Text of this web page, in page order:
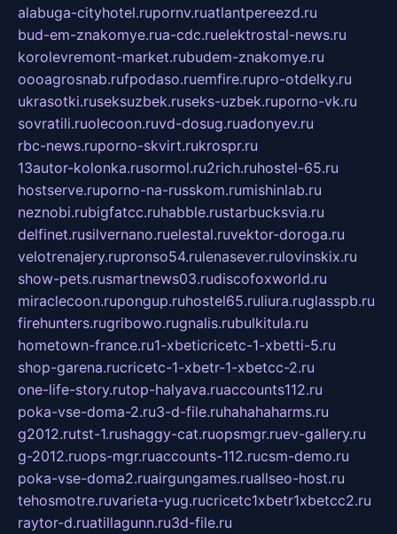
alabuga-cityhotel.rupornv.ruatlantpereezd.ru
bud-em-znakomye.rua-cdc.ruelektrostal-news.ru
korolevremont-market.rubudem-znakomye.ru
oooagrosnab.rufpodaso.ruemfire.rupro-otdelky.ru
ukrasotki.ruseksuzbek.ruseks-uzbek.ruporno-vk.ru
sovratili.ruolecoon.ruvd-dosug.ruadonyev.ru
rbc-news.ruporno-skvirt.rukrospr.ru
13autor-kolonka.rusormol.ru2rich.ruhostel-65.ru
hostserve.ruporno-na-russkom.rumishinlab.ru
neznobi.rubigfatcc.ruhabble.rustarbucksvia.ru
delfinet.rusilvernano.ruelestal.ruvektor-doroga.ru
velotrenajery.rupronso54.rulenasever.rulovinskix.ru
show-pets.rusmartnews03.rudiscofoxworld.ru
miraclecoon.rupongup.ruhostel65.ruliura.ruglasspb.ru
firehunters.rugribowo.rugnalis.rubulkitula.ru
hometown-france.ru1-xbeticricetc-1-xbetti-5.ru
shop-garena.rucricetc-1-xbetr-1-xbetcc-2.ru
one-life-story.rutop-halyava.ruaccounts112.ru
poka-vse-doma-2.ru3-d-file.ruhahahaharms.ru
g2012.rutst-1.rushaggy-cat.ruopsmgr.ruev-gallery.ru
g-2012.ruops-mgr.ruaccounts-112.rucsm-demo.ru
poka-vse-doma2.ruairgungames.ruallseo-host.ru
tehosmotre.ruvarieta-yug.rucricetc1xbetr1xbetcc2.ru
raytor-d.ruatillagunn.ru3d-file.ru